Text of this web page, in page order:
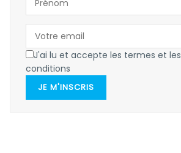
J'ai lu et accepte les termes et les
conditions
JE M'INSCRIS